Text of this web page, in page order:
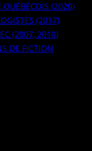
QUÉBÉCOIS (2020)
(2017)
(2007, 2010)
DE FICTION